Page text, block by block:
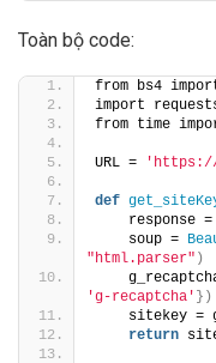
Toàn bộ code:
from bs4
import
from time
URL = 'https://
def
response =
    soup =
"html.parser" )
'g-recaptcha' })
sitekey =
return